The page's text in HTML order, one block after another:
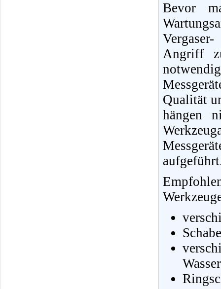
Bevor
Angriff
Qualität
hängen